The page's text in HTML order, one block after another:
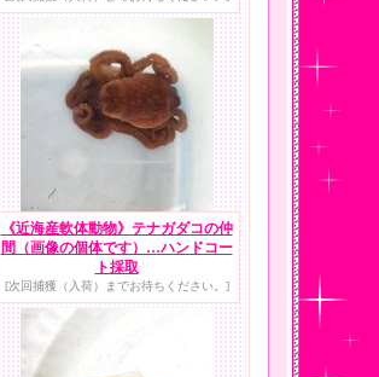
《近海産軟体動物》テナガダコの仲
間（画像の個体です）…ハンドコー
ト採取
[次回捕獲（入荷）までお待ちください。]